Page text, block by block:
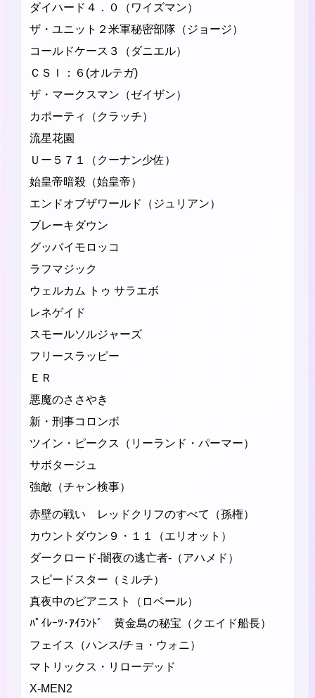
ダイハード４．０（ワイズマン）
ザ・ユニット２米軍秘密部隊（ジョージ）
コールドケース３（ダニエル）
ＣＳＩ：６(オルテガ)
ザ・マークスマン（ゼイザン）
カポーティ（クラッチ）
流星花園
Ｕー５７１（クーナン少佐）
始皇帝暗殺（始皇帝）
エンドオブザワールド（ジュリアン）
ブレーキダウン
グッバイモロッコ
ラフマジック
ウェルカム トゥ サラエボ
レネゲイド
スモールソルジャーズ
フリースラッピー
ＥＲ
悪魔のささやき
新・刑事コロンボ
ツイン・ピークス（リーランド・パーマー）
サボタージュ
強敵（チャン検事）
赤壁の戦い レッドクリフのすべて（孫権）
カウントダウン９・１１（エリオット）
ダークロード-闇夜の逃亡者-（アハメド）
スピードスター（ミルチ）
真夜中のピアニスト（ロベール）
ﾊﾟｲﾚｰﾂ･ｱｲﾗﾝﾄﾞ 黄金島の秘宝（クエイド船長）
フェイス（ハンス/チョ・ウォニ）
マトリックス・リローデッド
X-MEN2